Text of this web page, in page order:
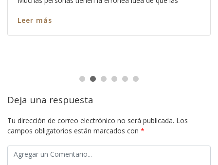
Leer más
Deja una respuesta
Tu dirección de correo electrónico no será publicada. Los
campos obligatorios están marcados con *